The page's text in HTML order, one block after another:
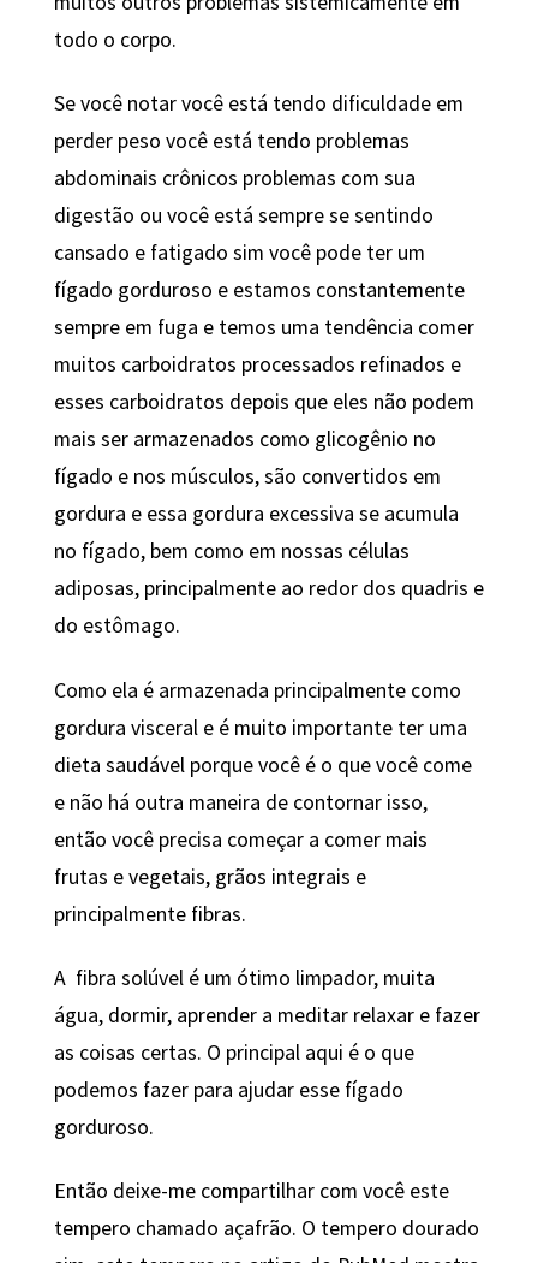
todo o corpo.
Se você notar você está tendo dificuldade em
perder peso você está tendo problemas
abdominais crônicos problemas com sua
digestão ou você está sempre se sentindo
cansado e fatigado sim você pode ter um
fígado gorduroso e estamos constantemente
sempre em fuga e temos uma tendência comer
muitos carboidratos processados ​​refinados e
esses carboidratos depois que eles não podem
mais ser armazenados como glicogênio no
fígado e nos músculos, são convertidos em
gordura e essa gordura excessiva se acumula
no fígado, bem como em nossas células
adiposas, principalmente ao redor dos quadris e
do estômago.
Como ela é armazenada principalmente como
gordura visceral e é muito importante ter uma
dieta saudável porque você é o que você come
e não há outra maneira de contornar isso,
então você precisa começar a comer mais
frutas e vegetais, grãos integrais e
principalmente fibras.
A fibra solúvel é um ótimo limpador, muita
água, dormir, aprender a meditar relaxar e fazer
as coisas certas. O principal aqui é o que
podemos fazer para ajudar esse fígado
gorduroso.
Então deixe-me compartilhar com você este
tempero chamado açafrão. O tempero dourado